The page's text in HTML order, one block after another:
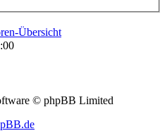
Übersicht
© phpBB Limited